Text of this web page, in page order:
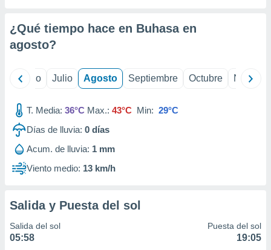
e
mediante
publicidad
publicidad
de
1199
¿Qué tiempo hace en Buhasa en
agosto?
Junio Julio Agosto Septiembre Octubre
T. Media: 36°C Max.: 43°C Min: 29°C
Días de lluvia: 0 días
Acum. de lluvia: 1 mm
Viento medio: 13 km/h
Salida y Puesta del sol
Salida del sol
05:58
Puesta del sol
19:05